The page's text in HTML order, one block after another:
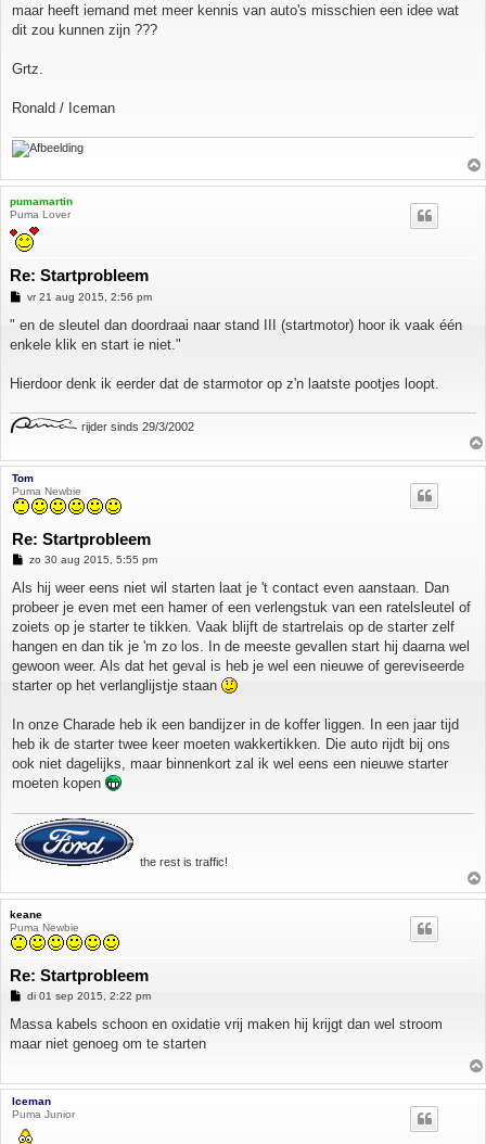
maar heeft iemand met meer kennis van auto's misschien een idee wat
dit zou kunnen zijn ???
Grtz.
Ronald / Iceman
pumamartin
Puma Lover
Re: Startprobleem
B
r
c
vr 21 aug 2015, 2:56 pm
" en de sleutel dan doordraai naar stand III (startmotor) hoor ik vaak één
enkele klik en start ie niet."
Hierdoor denk ik eerder dat de starmotor op z'n laatste pootjes loopt.
rijder sinds 29/3/2002
Tom
Puma Newbie
Re: Startprobleem
B
r
c
h
zo 30 aug 2015, 5:55 pm
Als hij weer eens niet wil starten laat je 't contact even aanstaan. Dan
probeer je even met een hamer of een verlengstuk van een ratelsleutel of
zoiets op je starter te tikken. Vaak blijft de startrelais op de starter zelf
hangen en dan tik je 'm zo los. In de meeste gevallen start hij daarna wel
gewoon weer. Als dat het geval is heb je wel een nieuwe of gereviseerde
starter op het verlanglijstje staan
In onze Charade heb ik een bandijzer in de koffer liggen. In een jaar tijd
heb ik de starter twee keer moeten wakkertikken. Die auto rijdt bij ons
ook niet dagelijks, maar binnenkort zal ik wel eens een nieuwe starter
moeten kopen
the rest is traffic!
keane
Puma Newbie
Re: Startprobleem
B
r
c
di 01 sep 2015, 2:22 pm
Massa kabels schoon en oxidatie vrij maken hij krijgt dan wel stroom
maar niet genoeg om te starten
Iceman
Puma Junior